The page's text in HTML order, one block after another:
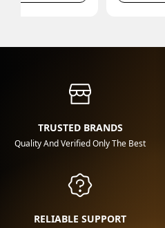
TRUSTED BRANDS
Quality And Verified Only The Best
RELIABLE SUPPORT